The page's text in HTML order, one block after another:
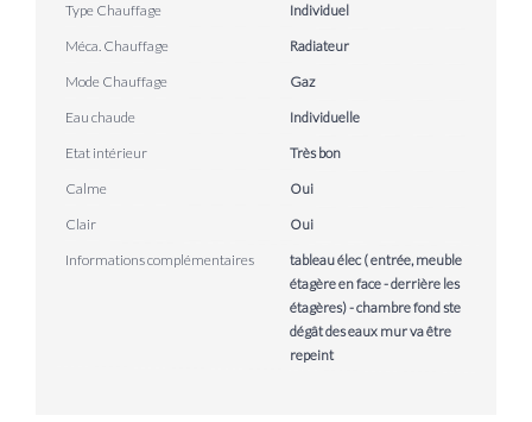
Type Chauffage
Individuel
Méca. Chauffage
Radiateur
Mode Chauffage
Gaz
Eau chaude
Individuelle
Etat intérieur
Très bon
Calme
Oui
Clair
Oui
Informations complémentaires
tableau élec ( entrée, meuble
étagère en face - derrière les
étagères) - chambre fond ste
dégât des eaux mur va être
repeint